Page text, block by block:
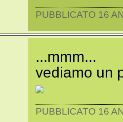
PUBBLICATO 16
...mmm...
vediamo un
PUBBLICATO 16